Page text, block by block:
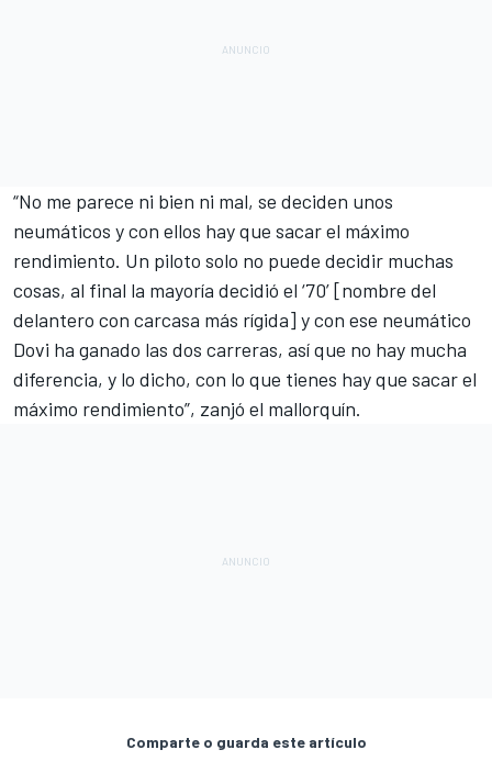
“No me parece ni bien ni mal, se deciden unos
neumáticos y con ellos hay que sacar el máximo
rendimiento. Un piloto solo no puede decidir muchas
cosas, al final la mayoría decidió el ‘70’ [nombre del
delantero con carcasa más rígida] y con ese neumático
Dovi ha ganado las dos carreras, así que no hay mucha
diferencia, y lo dicho, con lo que tienes hay que sacar el
máximo rendimiento”, zanjó el mallorquín.
Comparte o guarda este artículo